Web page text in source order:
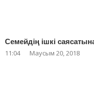
Семейдің ішкі
11:04 Маусым 20, 2018